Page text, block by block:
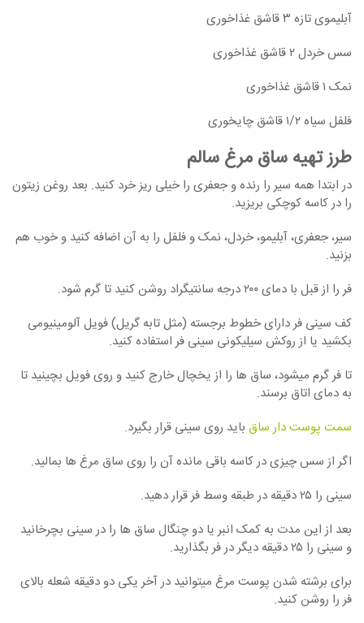
آبلیموی تازه ۳ قاشق غذاخوری
سس خردل ۲ قاشق غذاخوری
نمک ۱ قاشق غذاخوری
فلفل سیاه ۱/۲ قاشق چایخوری
طرز تهیه ساق مرغ سالم
در ابتدا همه سیر را رنده و جعفری را خیلی ریز خرد کنید. بعد روغن زیتون
را در کاسه کوچکی بریزید.
سیر، جعفری، آبلیمو، خردل، نمک و فلفل را به آن اضافه کنید و خوب هم
بزنید.
فر را از قبل با دمای ۲۰۰ درجه سانتیگراد روشن کنید تا گرم شود.
کف سینی فر دارای خطوط برجسته (مثل تابه گریل) فویل آلومینیومی
بکشید یا از روکش سیلیکونی سینی فر استفاده کنید.
تا فر گرم میشود، ساق ها را از یخچال خارج کنید و روی فویل بچینید تا
به دمای اتاق برسند.
سمت پوست دار ساق باید روی سینی قرار بگیرد.
اگر از سس چیزی در کاسه باقی مانده آن را روی ساق مرغ ها بمالید.
سینی را ۲۵ دقیقه در طبقه وسط فر قرار دهید.
بعد از این مدت به کمک انبر یا دو چنگال ساق ها را در سینی بچرخانید
و سینی را ۲۵ دقیقه دیگر در فر بگذارید.
برای برشته شدن پوست مرغ میتوانید در آخر یکی دو دقیقه شعله بالای
فر را روشن کنید.